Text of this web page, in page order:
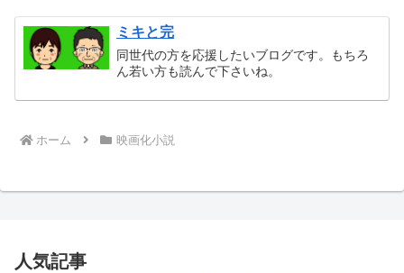
ミキと完
同世代の方を応援したいブログです。もちろ
ん若い方も読んで下さいね。
ホーム 映画化小説
人気記事